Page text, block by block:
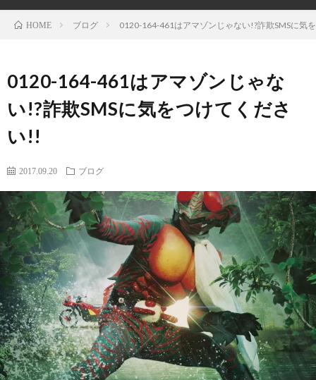
ェ
イ
シ
ピ
HOME ブログ 0120-164-461はアマゾンじゃない!?詐欺SMSに気
0120-164-461はアマゾンじゃな
い!?詐欺SMSに気をつけてくださ
い!!
2017.09.20 ブログ